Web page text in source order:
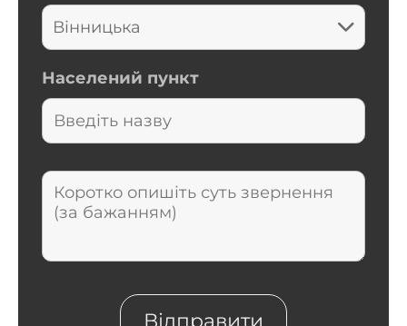
Населений пункт